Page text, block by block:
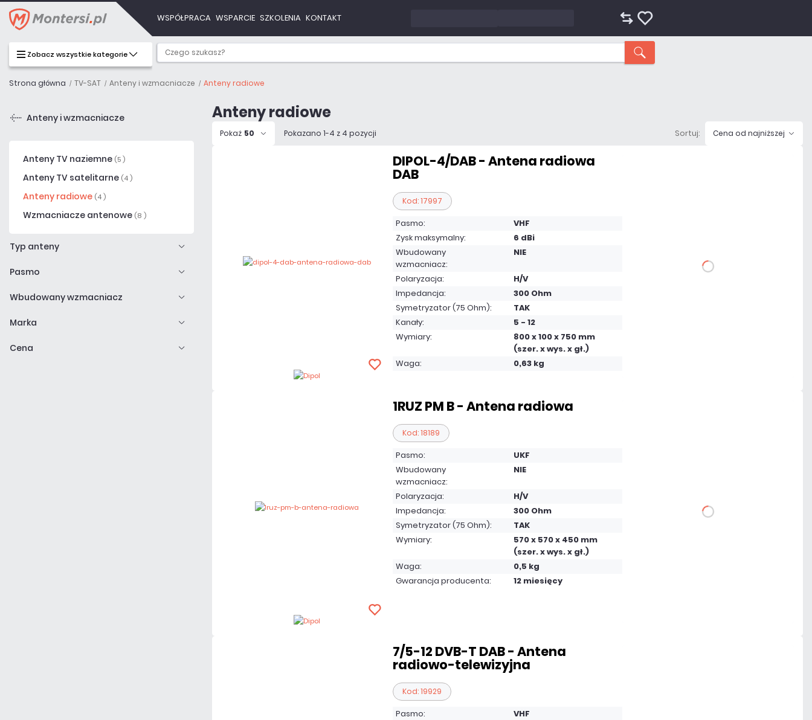
WSPÓŁPRACA WSPARCIE SZKOLENIA KONTAKT
Zobacz wszystkie kategorie
Strona główna TV-SAT Anteny i wzmacniacze Anteny radiowe
Anteny i wzmacniacze
Anteny TV naziemne (5 )
Anteny TV satelitarne (4 )
Anteny radiowe (4 )
Wzmacniacze antenowe (8 )
Typ anteny
Pasmo
Wbudowany wzmacniacz
Marka
Cena
Anteny radiowe
Pokaż 50 Pokazano 1-4 z 4 pozycji Sortuj: Cena od najniższej
DIPOL-4/DAB - Antena radiowa
DAB
Kod: 17997
Pasmo:
VHF
Zysk maksymalny:
6 dBi
Wbudowany
wzmacniacz:
NIE
Polaryzacja:
H/V
Impedancja:
300 Ohm
Symetryzator (75 Ohm):
TAK
Kanały:
5 - 12
Wymiary:
800 x 100 x 750 mm
(szer. x wys. x gł.)
Waga:
0,63 kg
DO KOSZYKA
1RUZ PM B - Antena radiowa
Kod: 18189
Pasmo:
UKF
Wbudowany
wzmacniacz:
NIE
Polaryzacja:
H/V
Impedancja:
300 Ohm
Symetryzator (75 Ohm):
TAK
Wymiary:
570 x 570 x 450 mm
(szer. x wys. x gł.)
Waga:
0,5 kg
Gwarancja producenta:
12 miesięcy
DO KOSZYKA
7/5-12 DVB-T DAB - Antena
radiowo-telewizyjna
Kod: 19929
Pasmo:
VHF